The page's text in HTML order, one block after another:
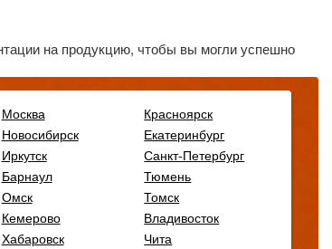
на продукцию, чтобы вы могли успешно
Москва
Красноярск
Новосибирск
Екатеринбург
Иркутск
Санкт-Петербург
Барнаул
Тюмень
Омск
Томск
Кемерово
Владивосток
Хабаровск
Чита